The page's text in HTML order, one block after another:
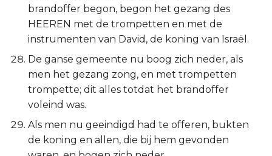
brandoffer begon, begon het gezang des
HEEREN met de trompetten en met de
instrumenten van David, de koning van Israël.
De ganse gemeente nu boog zich neder, als
men het gezang zong, en met trompetten
trompette; dit alles totdat het brandoffer
voleind was.
Als men nu geeindigd had te offeren, bukten
de koning en allen, die bij hem gevonden